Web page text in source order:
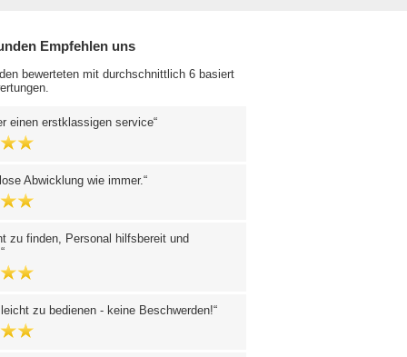
Empfehlen uns
bewerteten mit durchschnittlich 6 basiert
einen erstklassigen service
Abwicklung wie immer.
zu finden, Personal hilfsbereit und
zu bedienen - keine Beschwerden!